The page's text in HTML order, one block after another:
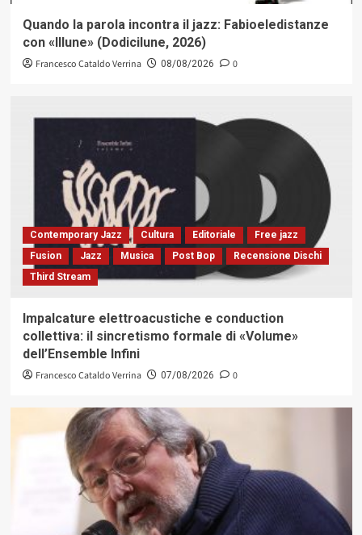
Quando la parola incontra il jazz: Fabioeledistanze
con «Illune» (Dodicilune, 2026)
Francesco Cataldo Verrina 08/08/2026 0
Contemporary Jazz Cultura Editoriale
Free jazz
Fusion
Jazz Musica Post Bop
Recensione Dischi
Third Stream
Impalcature elettroacustiche e conduction
collettiva: il sincretismo formale di «Volume»
dell’Ensemble Infini
Francesco Cataldo Verrina 07/08/2026 0